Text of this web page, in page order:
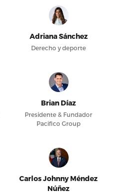
Adriana Sánchez
Derecho y deporte
Brian Díaz
Presidente & Fundador
Pacifico Group
Carlos Johnny Méndez
Núñez